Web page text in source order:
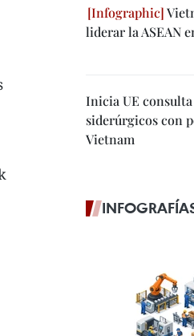
liderar la ASEAN
Inicia UE
siderúrgicos con
Vietnam